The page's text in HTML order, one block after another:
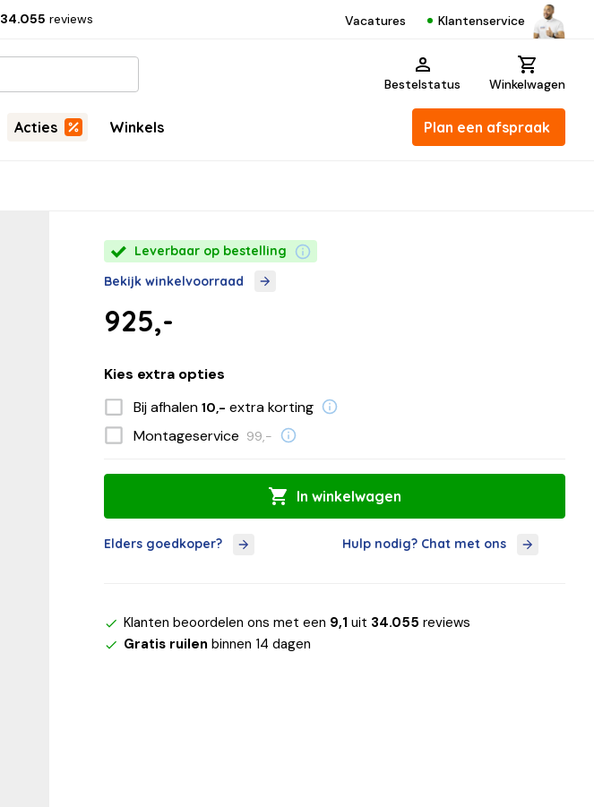
34.055 reviews Vacatures Klantenservice
Bestelstatus Winkelwagen
Acties Winkels Plan een afspraak
Leverbaar op bestelling
Bekijk winkelvoorraad
925,-
Kies extra opties
Bij afhalen10,- extra korting
Montageservice 99,-
In winkelwagen
Elders goedkoper? Hulp nodig? Chat met ons
Klanten beoordelen ons met een 9,1 uit 34.055 reviews
Gratis ruilen binnen 14 dagen